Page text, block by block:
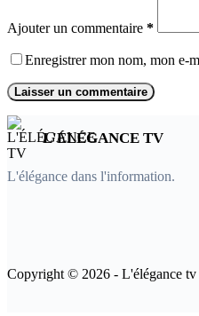
Ajouter un commentaire *
Enregistrer mon nom, mon e-
Laisser un commentaire
L'ÉLÉGANCE TV
L'élégance dans l'information.
Copyright © 2026 - L'élégance tv